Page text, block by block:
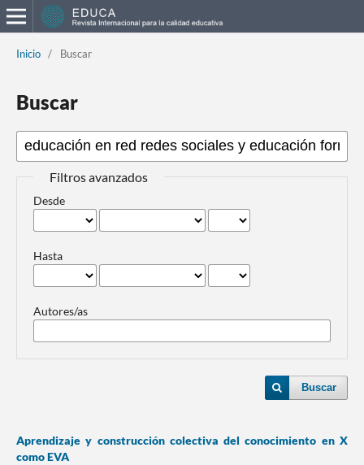
Inicio / Buscar
Buscar
Filtros avanzados
Desde
Hasta
Autores/as
Buscar
Aprendizaje y construcción colectiva del conocimiento en X
como EVA